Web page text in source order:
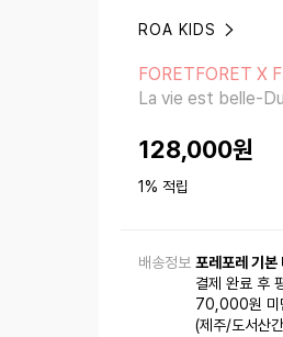
ROA KIDS
La vie est belle-
FORETFORET X
La vie est belle-
128,000원
1% 적립
배송정보 포레포레 기본
결제 완료 후
70,000원 미
(제주/도서산